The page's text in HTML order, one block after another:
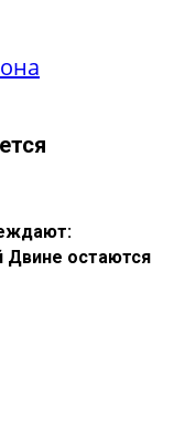
Двине остаются